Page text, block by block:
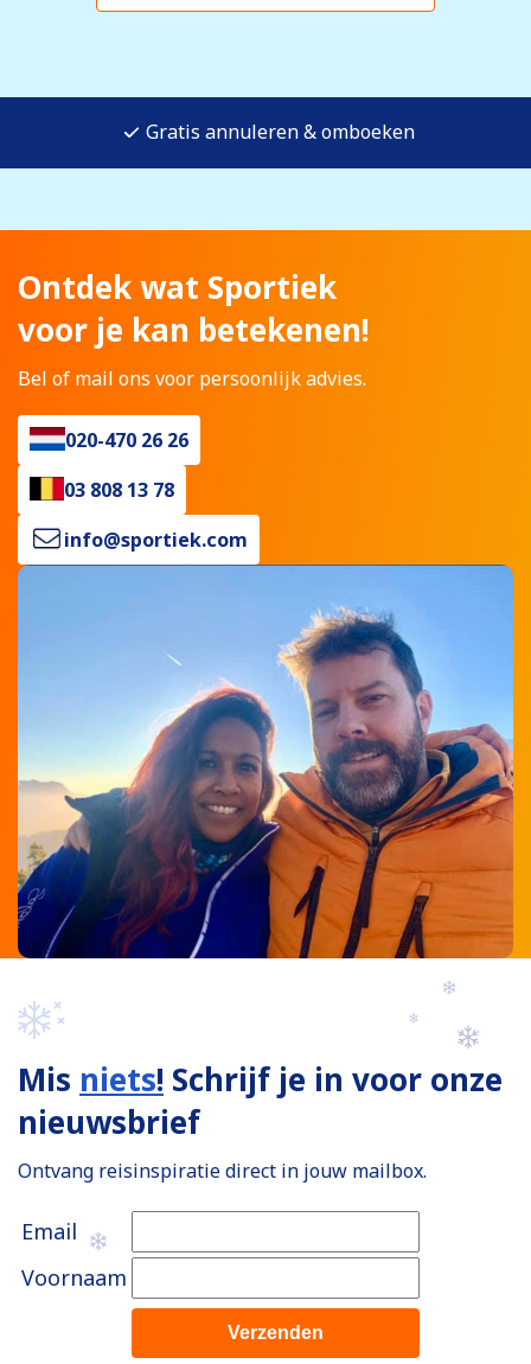
Gratis annuleren & omboeken
Ontdek wat Sportiek
voor je kan betekenen!
Bel of mail ons voor persoonlijk advies.
020-470 26 26
03 808 13 78
info@sportiek.com
Mis niets! Schrijf je in voor onze
nieuwsbrief
Ontvang reisinspiratie direct in jouw mailbox.
Email
Voornaam